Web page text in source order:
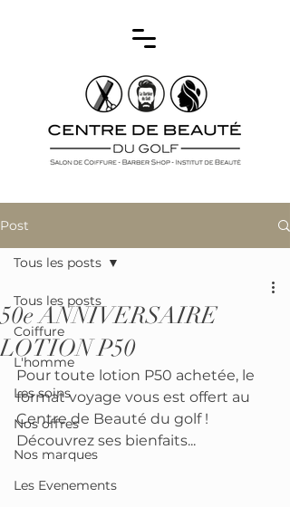
Post
Tous les posts
Coiffure
L'homme
Les soins
Nos offres
Nos marques
Les Evenements
Tous les posts
50e ANNIVERSAIRE
LOTION P50
Pour toute lotion P50 achetée, le
format voyage vous est offert au
Centre de Beauté du golf !
Découvrez ses bienfaits...